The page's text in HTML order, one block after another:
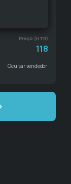
Preço (HTR)
118
Ocultar vendedor